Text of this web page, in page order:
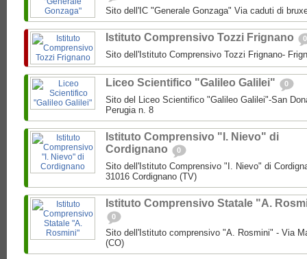
Sito dell'IC "Generale Gonzaga" Via caduti di
Istituto Comprensivo Tozzi Frignano 0
Sito dell'Istituto Comprensivo Tozzi Frignano-
Liceo Scientifico "Galileo Galilei" 0
Sito del Liceo Scientifico "Galileo Galilei"-San
Perugia n. 8
Istituto Comprensivo "I. Nievo" di
Cordignano
0
Sito dell'Istituto Comprensivo "I. Nievo" di
31016 Cordignano (TV)
Istituto Comprensivo Statale "A.
0
Sito dell'Istituto comprensivo "A. Rosmini" - Via
(CO)